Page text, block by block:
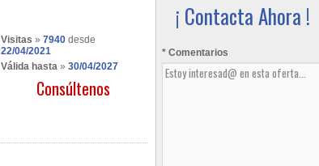
Visitas » 7940 desde
22/04/2021
Válida hasta » 30/04/2027
Consúltenos
¡ Contacta Ahora !
* Comentarios